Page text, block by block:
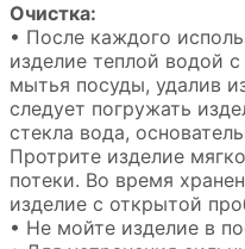
Очистка:
• После каждого
изделие теплой водой
мытья посуды, удалив
следует погружать
стекла вода,
Протрите изделие
потеки. Во время
изделие с открытой
• Не мойте изделие в